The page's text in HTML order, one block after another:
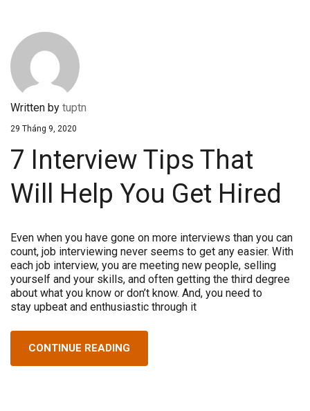
Written by tuptn
29 Tháng 9, 2020
7 Interview Tips That
Will Help You Get Hired
Even when you have gone on more interviews than you can
count, job interviewing never seems to get any easier. With
each job interview, you are meeting new people, selling
yourself and your skills, and often getting the third degree
about what you know or don’t know. And, you need to
stay upbeat and enthusiastic through it
CONTINUE READING